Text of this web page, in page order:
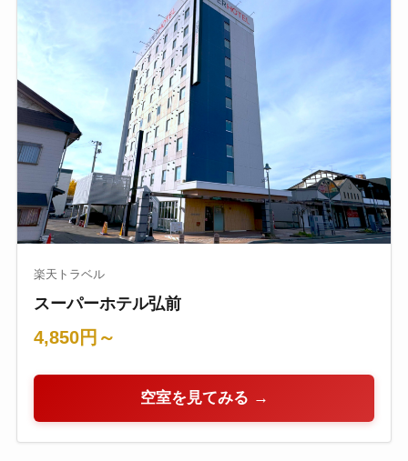
楽天トラベル
スーパーホテル弘前
4,850円～
空室を見てみる →